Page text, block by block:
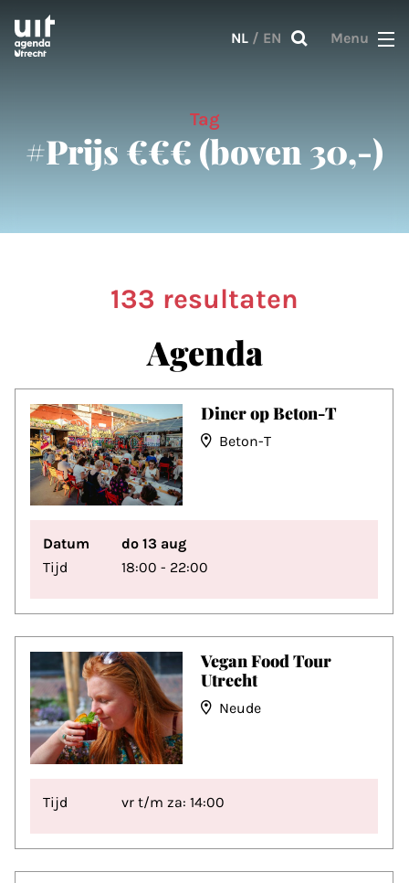
Skip to main content
NL / EN Menu
Tag
#Prijs €€€ (boven 30,-)
133 resultaten
Agenda
Diner op Beton-T
Beton-T
Datum
do 13 aug
Tijd
18:00 - 22:00
Vegan Food Tour
Utrecht
Neude
Tijd vr t/m za: 14:00